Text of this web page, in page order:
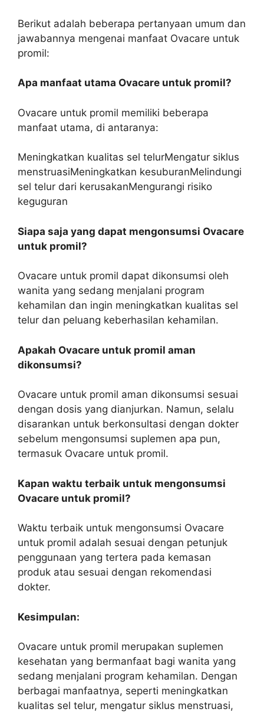
Berikut adalah beberapa pertanyaan umum dan
jawabannya mengenai manfaat Ovacare untuk
promil:
Apa manfaat utama Ovacare untuk promil?
Ovacare untuk promil memiliki beberapa
manfaat utama, di antaranya:
Meningkatkan kualitas sel telurMengatur siklus
menstruasiMeningkatkan kesuburanMelindungi
sel telur dari kerusakanMengurangi risiko
keguguran
Siapa saja yang dapat mengonsumsi Ovacare
untuk promil?
Ovacare untuk promil dapat dikonsumsi oleh
wanita yang sedang menjalani program
kehamilan dan ingin meningkatkan kualitas sel
telur dan peluang keberhasilan kehamilan.
Apakah Ovacare untuk promil aman
dikonsumsi?
Ovacare untuk promil aman dikonsumsi sesuai
dengan dosis yang dianjurkan. Namun, selalu
disarankan untuk berkonsultasi dengan dokter
sebelum mengonsumsi suplemen apa pun,
termasuk Ovacare untuk promil.
Kapan waktu terbaik untuk mengonsumsi
Ovacare untuk promil?
Waktu terbaik untuk mengonsumsi Ovacare
untuk promil adalah sesuai dengan petunjuk
penggunaan yang tertera pada kemasan
produk atau sesuai dengan rekomendasi
dokter.
Kesimpulan:
Ovacare untuk promil merupakan suplemen
kesehatan yang bermanfaat bagi wanita yang
sedang menjalani program kehamilan. Dengan
berbagai manfaatnya, seperti meningkatkan
kualitas sel telur, mengatur siklus menstruasi,